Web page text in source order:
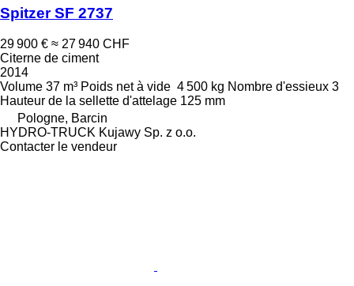
Spitzer SF 2737
29 900 € ≈ 27 940 CHF
Citerne de ciment
2014
Volume 37 m³ Poids net à vide 4 500 kg Nombre d'essieux 3
Hauteur de la sellette d'attelage 125 mm
Pologne, Barcin
HYDRO-TRUCK Kujawy Sp. z o.o.
Contacter le vendeur